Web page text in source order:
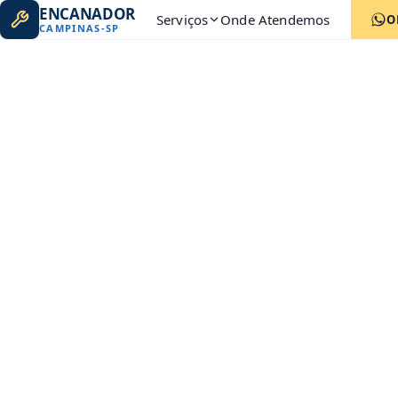
ENCANADOR
CAMPINAS-SP Serviços Onde Atendemos